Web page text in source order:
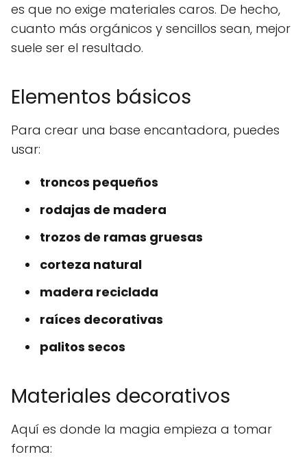
es que no exige materiales caros. De hecho,
cuanto más orgánicos y sencillos sean, mejor
suele ser el resultado.
Elementos básicos
Para crear una base encantadora, puedes
usar:
troncos pequeños
rodajas de madera
trozos de ramas gruesas
corteza natural
madera reciclada
raíces decorativas
palitos secos
Materiales decorativos
Aquí es donde la magia empieza a tomar
forma: